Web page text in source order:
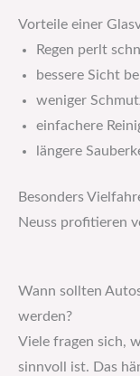
Vorteile einer
Regen perlt
bessere Sicht
weniger
einfachere
längere
Besonders
Neuss profitieren
Wann sollten
werden?
Viele fragen sich,
sinnvoll ist. Das